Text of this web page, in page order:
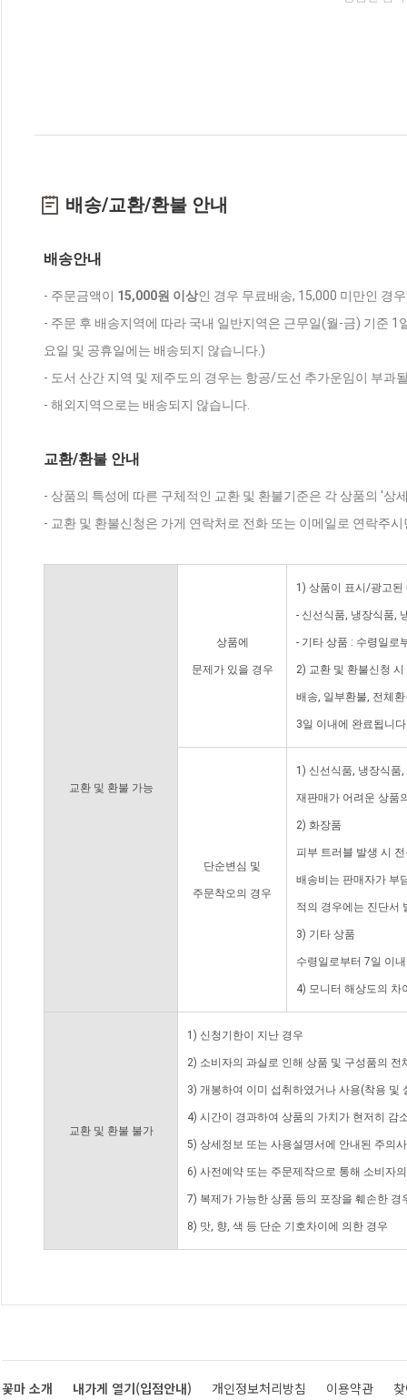
배송/교환/환불 안내
배송안내
- 주문금액이 15,000원 이상인 경우 무료배송, 15,000 미만인 경
- 주문 후 배송지역에 따라 국내 일반지역은 근무일(월-금) 기준
요일 및 공휴일에는 배송되지 않습니다.)
- 도서 산간 지역 및 제주도의 경우는 항공/도선 추가운임이 부과
- 해외지역으로는 배송되지 않습니다.
교환/환불 안내
- 상품의 특성에 따른 구체적인 교환 및 환불기준은 각 상품의 '상
- 교환 및 환불신청은 가게 연락처로 전화 또는 이메일로 연락주
교환 및 환불 가능
상품에
문제가 있을 경우
1) 상품이 표시/광고된
- 신선식품, 냉장식품,
- 기타 상품 : 수령일로
2) 교환 및 환불신청
배송, 일부환불, 전체
3일 이내에 완료됩니
단순변심 및
주문착오의 경우
1) 신선식품, 냉장식품
재판매가 어려운 상품
2) 화장품
피부 트러블 발생 시
배송비는 판매자가 부
적의 경우에는 진단서
3) 기타 상품
수령일로부터 7일 이
4) 모니터 해상도의 차
교환 및 환불 불가
1) 신청기한이 지난 경우
2) 소비자의 과실로 인해 상품 및 구성품의
3) 개봉하여 이미 섭취하였거나 사용(착용 및
4) 시간이 경과하여 상품의 가치가 현저히 감
5) 상세정보 또는 사용설명서에 안내된 주의
6) 사전예약 또는 주문제작으로 통해 소비자
7) 복제가 가능한 상품 등의 포장을 훼손한 경
8) 맛, 향, 색 등 단순 기호차이에 의한 경우
꽃마 소개 내가게 열기(입점안내) 개인정보처리방침 이용약관